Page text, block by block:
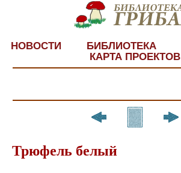
НОВОСТИ БИБЛИОТЕКА
КАРТА ПРОЕКТОВ
Трюфель белый